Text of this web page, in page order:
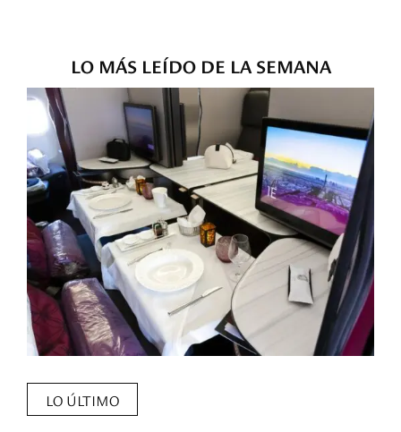
LO MÁS LEÍDO DE LA SEMANA
LO ÚLTIMO